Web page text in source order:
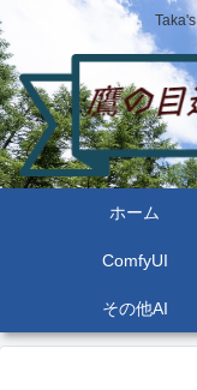
ホーム
ComfyUI
その他AI